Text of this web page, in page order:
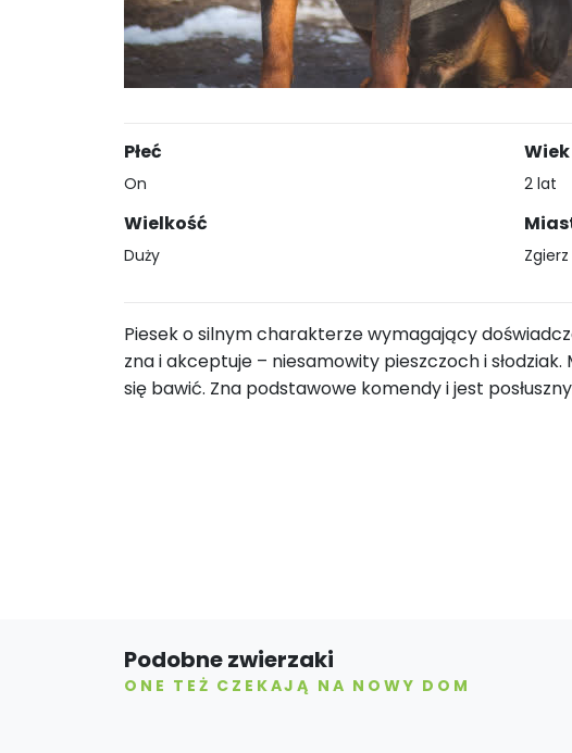
Płeć
On
Wielkość
Duży
Wiek
2 lat
Piesek o silnym charakterze wymagający
zna i akceptuje – niesamowity pieszczoch i
się bawić. Zna podstawowe komendy i jest
Podobne zwierzaki
ONE TEŻ CZEKAJĄ NA NOWY DOM